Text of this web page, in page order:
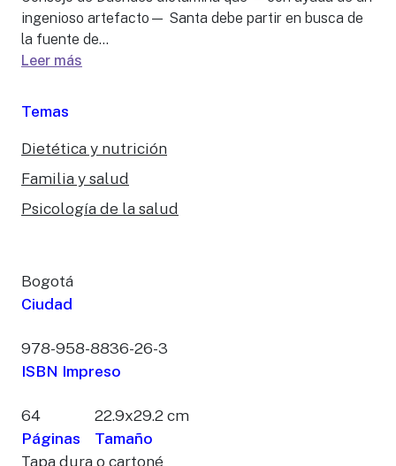
ingenioso artefacto— Santa debe partir en busca de
la fuente de...
Leer más
Temas
Dietética y nutrición
Familia y salud
Psicología de la salud
Bogotá
Ciudad
978-958-8836-26-3
ISBN Impreso
64
Páginas
22.9x29.2 cm
Tamaño
Tapa dura o cartoné